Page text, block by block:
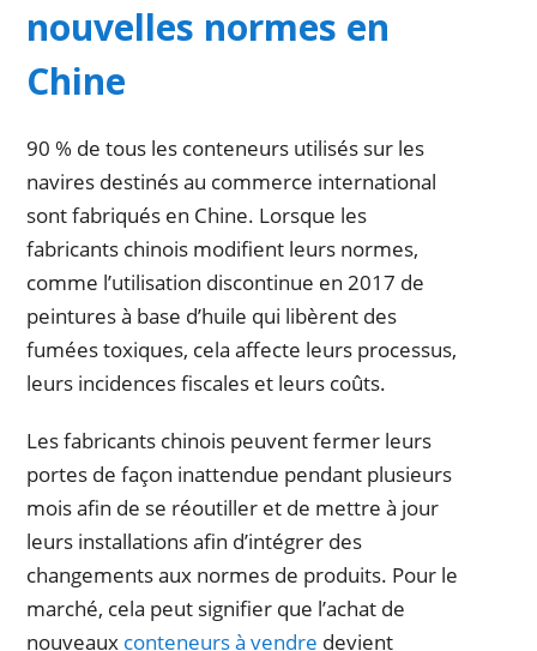
nouvelles normes en
Chine
90 % de tous les conteneurs utilisés sur les
navires destinés au commerce international
sont fabriqués en Chine. Lorsque les
fabricants chinois modifient leurs normes,
comme l’utilisation discontinue en 2017 de
peintures à base d’huile qui libèrent des
fumées toxiques, cela affecte leurs processus,
leurs incidences fiscales et leurs coûts.
Les fabricants chinois peuvent fermer leurs
portes de façon inattendue pendant plusieurs
mois afin de se réoutiller et de mettre à jour
leurs installations afin d’intégrer des
changements aux normes de produits. Pour le
marché, cela peut signifier que l’achat de
nouveaux conteneurs à vendre devient